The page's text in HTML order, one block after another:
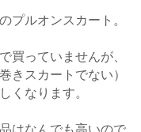
プルオンスカート。
買っていませんが、
きスカートでない）
くなります。